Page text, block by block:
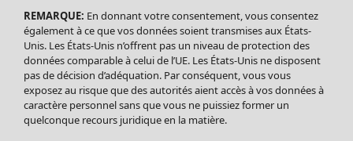
Robes
Tuniques
Blouses
Tops
Gilets
Pantalon
Jupes
REMARQUE: En donnant votre consentement, vous consentez
également à ce que vos données soient transmises aux États-
Unis. Les États-Unis n’offrent pas un niveau de protection des
données comparable à celui de l’UE. Les États-Unis ne disposent
pas de décision d’adéquation. Par conséquent, vous vous
exposez au risque que des autorités aient accès à vos données à
caractère personnel sans que vous ne puissiez former un
quelconque recours juridique en la matière.